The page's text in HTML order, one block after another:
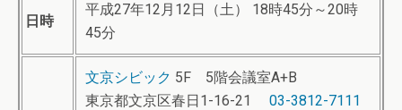
日時
平成27年12月12日（土） 18時45分～20時
45分
文京シビック 5F 5階会議室A+B
東京都文京区春日1-16-21 03-3812-7111